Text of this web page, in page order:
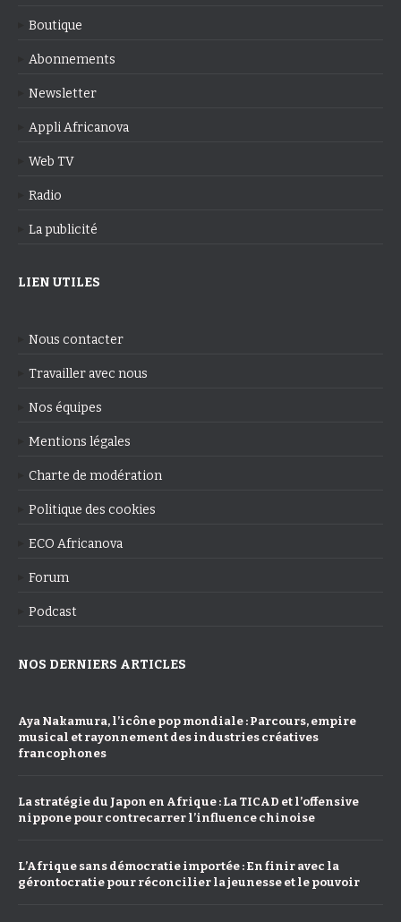
Boutique
Abonnements
Newsletter
Appli Africanova
Web TV
Radio
La publicité
LIEN UTILES
Nous contacter
Travailler avec nous
Nos équipes
Mentions légales
Charte de modération
Politique des cookies
ECO Africanova
Forum
Podcast
NOS DERNIERS ARTICLES
Aya Nakamura, l’icône pop mondiale : Parcours, empire
musical et rayonnement des industries créatives
francophones
La stratégie du Japon en Afrique : La TICAD et l’offensive
nippone pour contrecarrer l’influence chinoise
L’Afrique sans démocratie importée : En finir avec la
gérontocratie pour réconcilier la jeunesse et le pouvoir